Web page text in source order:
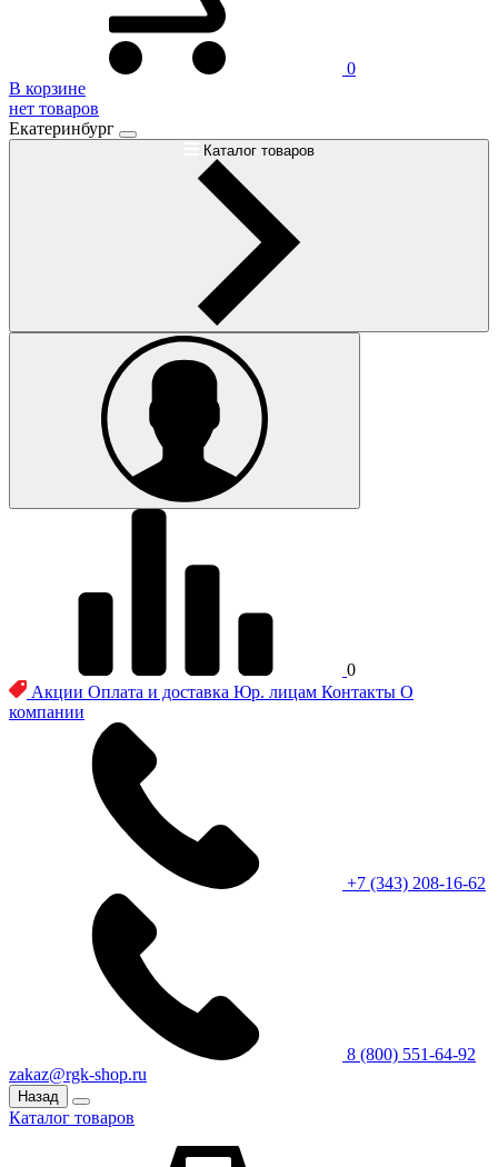
0
В корзине
нет товаров
Екатеринбург
Каталог товаров
0
Акции Оплата и доставка Юр. лицам Контакты О
компании
+7 (343) 208-16-62
8 (800) 551-64-92
zakaz@rgk-shop.ru
Назад
Каталог товаров